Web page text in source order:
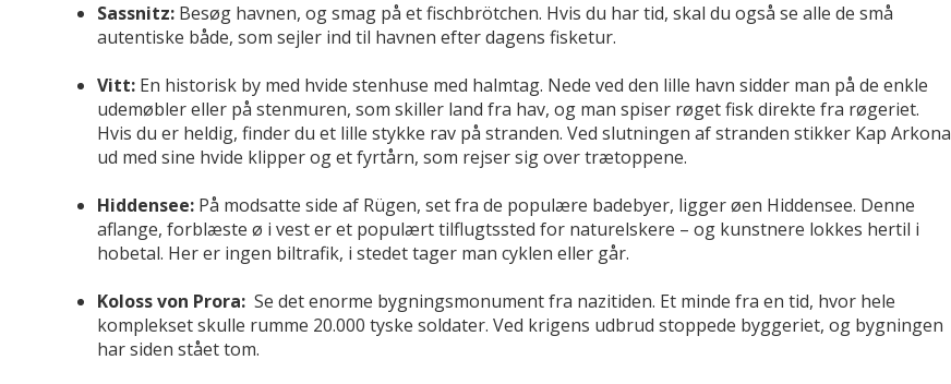
Sassnitz: Besøg havnen, og smag på et fischbrötchen. Hvis du har tid, skal du også se alle de små
autentiske både, som sejler ind til havnen efter dagens fisketur.
Vitt:En historisk by med hvide stenhuse med halmtag. Nede ved den lille havn sidder man på de enkle
udemøbler eller på stenmuren, som skiller land fra hav, og man spiser røget fisk direkte fra røgeriet.
Hvis du er heldig, finder du et lille stykke rav på stranden. Ved slutningen af stranden stikker Kap Arkona
ud med sine hvide klipper og et fyrtårn, som rejser sig over trætoppene.
Hiddensee: På modsatte side af Rügen, set fra de populære badebyer, ligger øen Hiddensee. Denne
aflange, forblæste ø i vest er et populært tilflugtssted for naturelskere – og kunstnere lokkes hertil i
hobetal. Her er ingen biltrafik, i stedet tager man cyklen eller går.
Koloss von Prora: Se det enorme bygningsmonument fra nazitiden. Et minde fra en tid, hvor hele
komplekset skulle rumme 20.000 tyske soldater. Ved krigens udbrud stoppede byggeriet, og bygningen
har siden stået tom.